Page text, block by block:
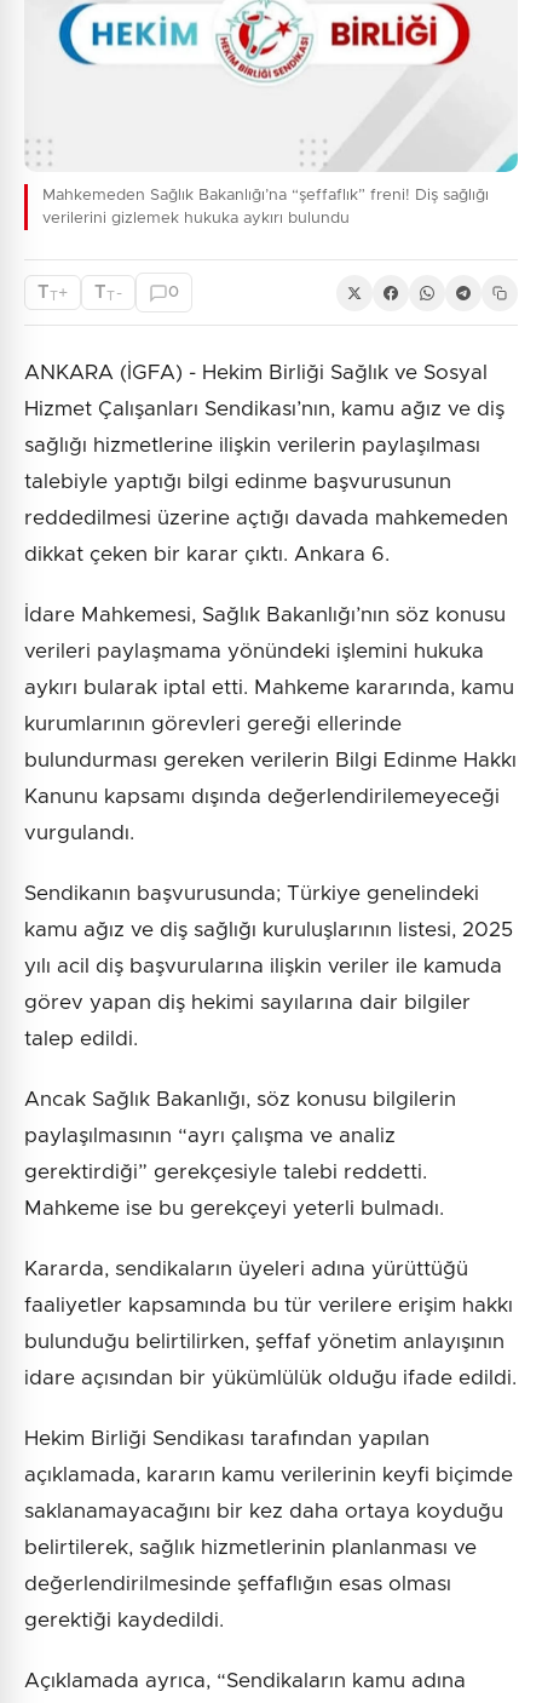
Mahkemeden Sağlık Bakanlığı’na “şeffaflık” freni! Diş sağlığı
verilerini gizlemek hukuka aykırı bulundu
TT+ TT - 0
ANKARA (İGFA) - Hekim Birliği Sağlık ve Sosyal
Hizmet Çalışanları Sendikası’nın, kamu ağız ve diş
sağlığı hizmetlerine ilişkin verilerin paylaşılması
talebiyle yaptığı bilgi edinme başvurusunun
reddedilmesi üzerine açtığı davada mahkemeden
dikkat çeken bir karar çıktı. Ankara 6.
İdare Mahkemesi, Sağlık Bakanlığı’nın söz konusu
verileri paylaşmama yönündeki işlemini hukuka
aykırı bularak iptal etti. Mahkeme kararında, kamu
kurumlarının görevleri gereği ellerinde
bulundurması gereken verilerin Bilgi Edinme Hakkı
Kanunu kapsamı dışında değerlendirilemeyeceği
vurgulandı.
Sendikanın başvurusunda; Türkiye genelindeki
kamu ağız ve diş sağlığı kuruluşlarının listesi, 2025
yılı acil diş başvurularına ilişkin veriler ile kamuda
görev yapan diş hekimi sayılarına dair bilgiler
talep edildi.
Ancak Sağlık Bakanlığı, söz konusu bilgilerin
paylaşılmasının “ayrı çalışma ve analiz
gerektirdiği” gerekçesiyle talebi reddetti.
Mahkeme ise bu gerekçeyi yeterli bulmadı.
Kararda, sendikaların üyeleri adına yürüttüğü
faaliyetler kapsamında bu tür verilere erişim hakkı
bulunduğu belirtilirken, şeffaf yönetim anlayışının
idare açısından bir yükümlülük olduğu ifade edildi.
Hekim Birliği Sendikası tarafından yapılan
açıklamada, kararın kamu verilerinin keyfi biçimde
saklanamayacağını bir kez daha ortaya koyduğu
belirtilerek, sağlık hizmetlerinin planlanması ve
değerlendirilmesinde şeffaflığın esas olması
gerektiği kaydedildi.
Açıklamada ayrıca, “Sendikaların kamu adına